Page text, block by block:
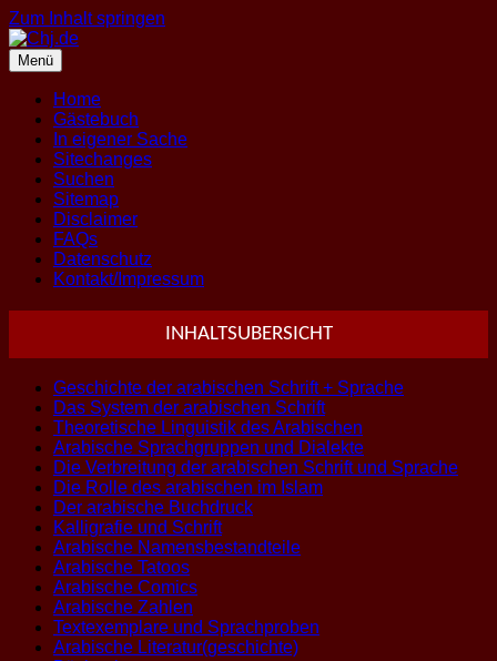
Zum Inhalt springen
Menü
Home
Gästebuch
In eigener Sache
Sitechanges
Suchen
Sitemap
Disclaimer
FAQs
Datenschutz
Kontakt/Impressum
INHALTSUBERSICHT
Geschichte der arabischen Schrift + Sprache
Das System der arabischen Schrift
Theoretische Linguistik des Arabischen
Arabische Sprachgruppen und Dialekte
Die Verbreitung der arabischen Schrift und Sprache
Die Rolle des arabischen im Islam
Der arabische Buchdruck
Kalligrafie und Schrift
Arabische Namensbestandteile
Arabische Tatoos
Arabische Comics
Arabische Zahlen
Textexemplare und Sprachproben
Arabische Literatur(geschichte)